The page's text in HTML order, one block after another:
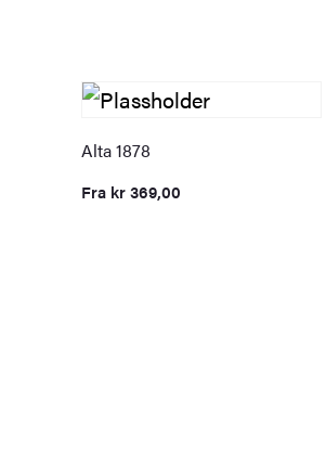
Alta 1878
Fra kr369,00